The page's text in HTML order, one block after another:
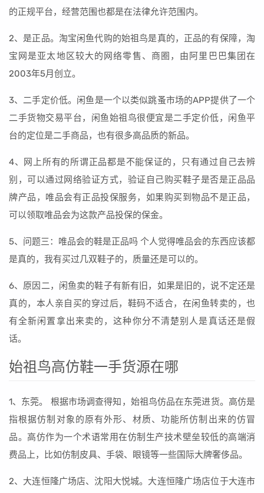
的正规平台，经营范围也都是在法律允许范围内。
2、是正品。淘宝闲鱼代购的始祖鸟是真的，正品的有保障，淘
宝网是亚太地区较大的网络零售、商圈，由阿里巴巴集团在
2003年5月创立。
3、二手定价低。闲鱼是一个以类似跳蚤市场的APP提供了一个
二手货物交易平台，闲鱼始祖鸟很便宜是二手定价低，闲鱼平
台的定位是二手商品，也有很多高品质的新品。
4、网上所有的所谓正品都是不能保证的，只有通过自己去辨
别，可以通过网络验证方式，验证自己购买鞋子是否是正品品
牌产品，唯品会有正品投保服务，如果购买到物品不是正品，
可以领取唯品会为这款产品投保的保金。
5、问题三：唯品会的鞋是正品吗 个人觉得唯品会的东西应该都
是真的，我有买过几双鞋子的，质量还是可以的。
6、原因二，闲鱼卖的鞋子有新有旧，如果是旧的，说不定还是
真的，本人亲自买的穿过后，鞋码不适合，在闲鱼转卖的，也
有全新闲置拿出来卖的，这种你分不清楚别人是真话还是假
话。
始祖鸟高仿鞋一手货源在哪
1、东莞。 根据市场调查得知，始祖鸟仿品在东莞进货。高仿是
指根据仿制对象的原有外形、材质、功能所仿制出来的仿冒
品。高仿作为一个术语常用在仿制生产技术壁垒较低的高端消
费品上，比如仿制皮具、手袋、眼镜等一些国际大牌奢侈品。
2、大连恒隆广场店、沈阳大悦城。大连恒隆广场店位于大连市